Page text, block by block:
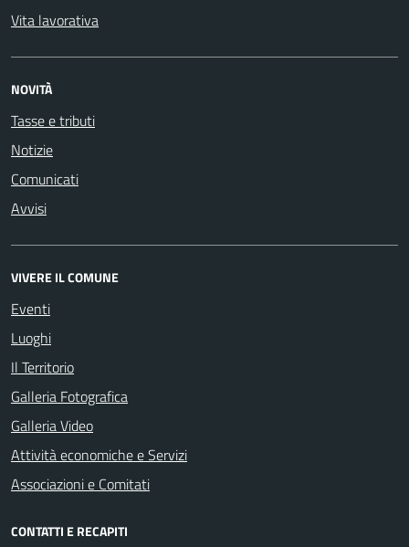
Vita lavorativa
NOVITÀ
Tasse e tributi
Notizie
Comunicati
Avvisi
VIVERE IL COMUNE
Eventi
Luoghi
Il Territorio
Galleria Fotografica
Galleria Video
Attività economiche e Servizi
Associazioni e Comitati
CONTATTI E RECAPITI